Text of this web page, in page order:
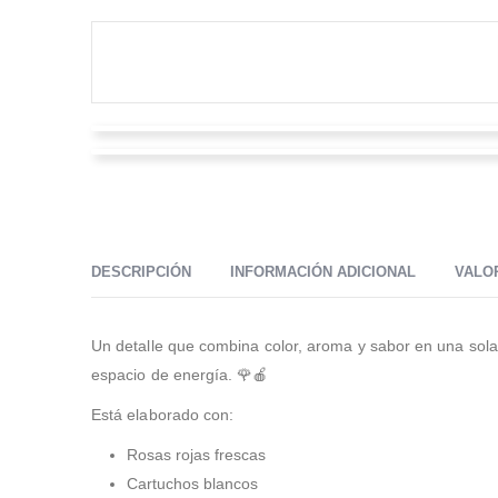
DESCRIPCIÓN INFORMACIÓN ADICIONAL
Un detalle que combina color, aroma y sabor en una
espacio de energía. 🌹🍎
Está elaborado con:
Rosas rojas frescas
Cartuchos blancos